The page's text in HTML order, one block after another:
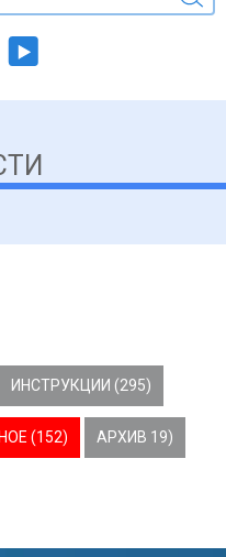
ИНСТРУКЦИИ (295)
(152) АРХИВ 19)